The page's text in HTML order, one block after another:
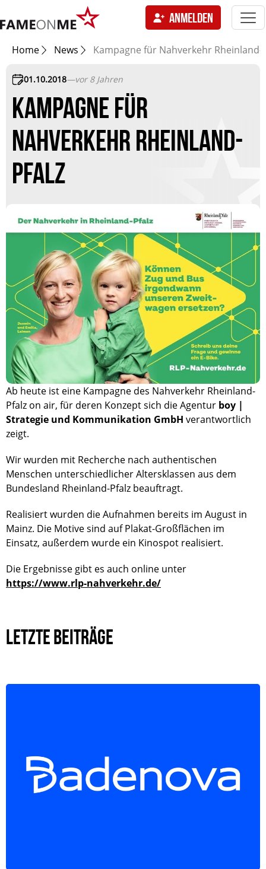
ANMELDEN
Home News Kampagne für Nahverkehr Rheinland-
01.10.2018—vor 8 Jahren
KAMPAGNE FÜR
NAHVERKEHR RHEINLAND-
PFALZ
Ab heute ist eine Kampagne des Nahverkehr Rheinland-
Pfalz on air, für deren Konzept sich die Agentur boy |
Strategie und Kommunikation GmbH verantwortlich
zeigt.
Wir wurden mit Recherche nach authentischen
Menschen unterschiedlicher Altersklassen aus dem
Bundesland Rheinland-Pfalz beauftragt.
Realisiert wurden die Aufnahmen bereits im August in
Mainz. Die Motive sind auf Plakat-Großflächen im
Einsatz, außerdem wurde ein Kinospot realisiert.
Die Ergebnisse gibt es auch online unter
https://www.rlp-nahverkehr.de/
LETZTE BEITRÄGE